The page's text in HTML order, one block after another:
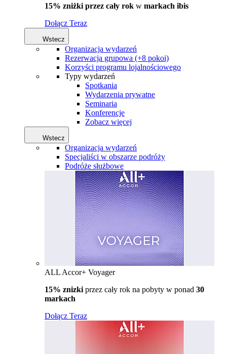
15% zniżki przez cały rok w markach ibis
Dołącz Teraz
Wstecz
Organizacja wydarzeń
Rezerwacja grupowa (+8 pokoi)
Korzyści programu lojalnościowego
Typy wydarzeń
Spotkania
Wydarzenia prywatne
Seminaria
Konferencje
Zobacz więcej
Wstecz
Organizacja wydarzeń
Specjaliści w obszarze podróży
Podróże służbowe
ALL Accor+ Voyager
15% znizki przez cały rok na pobyty w ponad 30
markach
Dołącz Teraz